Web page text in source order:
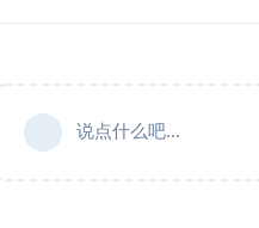
说点什么吧...